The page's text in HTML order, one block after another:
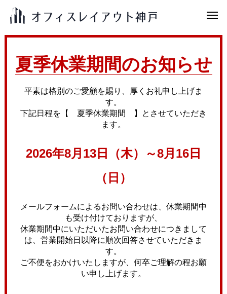
夏季休業期間のお知らせ
平素は格別のご愛顧を賜り、厚くお礼申し上げま
す。
下記日程を【 夏季休業期間 】とさせていただき
ます。
2026年8月13日（木）～8月16日
（日）
メールフォームによるお問い合わせは、休業期間中
も受け付けておりますが、
休業期間中にいただいたお問い合わせにつきまして
は、営業開始日以降に順次回答させていただきま
す。
ご不便をおかけいたしますが、何卒ご理解の程お願
い申し上げます。